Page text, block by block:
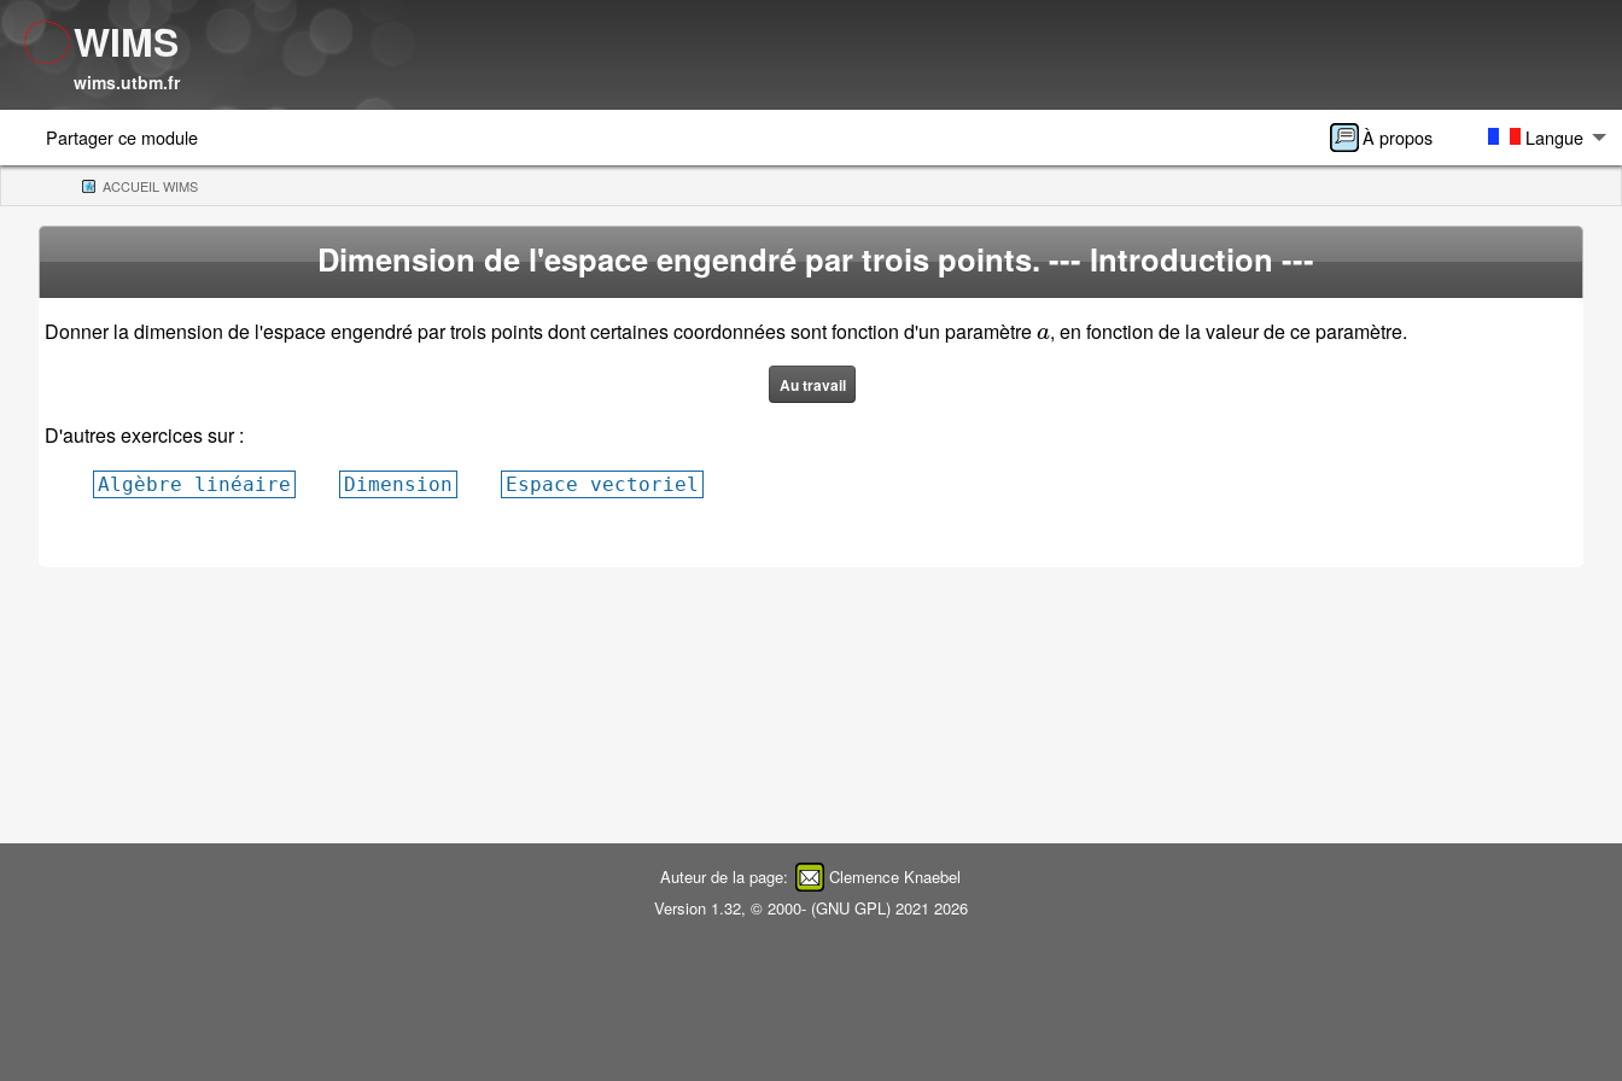
WIMS
wims.utbm.fr
Partager ce module À propos Langue
ACCUEIL WIMS(CURRENT)
Dimension de l'espace engendré par trois points.--- Introduction ---
Donner la dimension de l'espace engendré par trois points dont certaines coordonnées sont fonction d'un paramètre , en fonction de la valeur de ce paramètre.
Au travail
D'autres exercices sur :
Algèbre linéaire Dimension Espace vectoriel
Auteur de la page:
Clemence Knaebel
Version 1.32, © 2000- (GNU GPL) 2021 2026